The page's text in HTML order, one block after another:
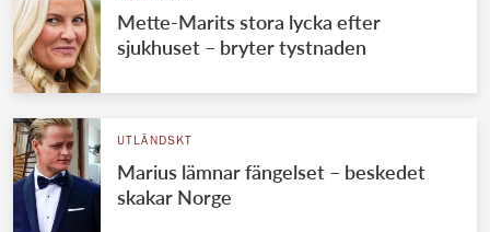
Mette-Marits stora lycka efter
sjukhuset – bryter tystnaden
UTLÄNDSKT
Marius lämnar fängelset – beskedet
skakar Norge